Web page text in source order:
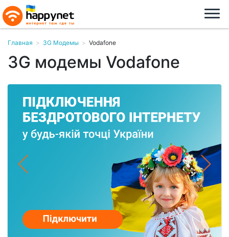
Главная > 3G Модемы > Vodafone
3G модемы Vodafone